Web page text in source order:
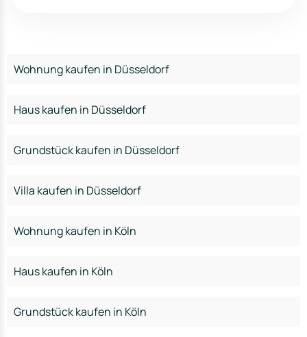
Wohnung kaufen in Düsseldorf
Haus kaufen in Düsseldorf
Grundstück kaufen in Düsseldorf
Villa kaufen in Düsseldorf
Wohnung kaufen in Köln
Haus kaufen in Köln
Grundstück kaufen in Köln